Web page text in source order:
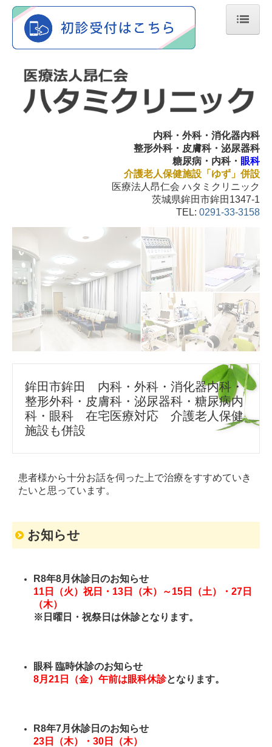
ホーム
医師の紹介
当院について
内科・外科・消化器内科
整形外科・皮膚科・泌尿器科
糖尿病・内科・ 眼科
介護老人保健施設「ゆず」併設
医療法人昂仁会 ハタミクリニック
茨城県鉾田市鉾田1347-1
TEL: 0291-33-3158
鉾田市鉾田 内科・外科・消化器内科・
整形外科・皮膚科・泌尿器科・糖尿病内
科・眼科 在宅医療対応 介護老人保健
施設も併設
患者様から十分お話を伺った上で治療をすすめていき
たいと思っています。
お知らせ
R8年8月休診日のお知らせ
11日（火）祝日・13日（木）～15日（土）・27日
（木）
※日曜日・祝祭日は休診となります。
眼科 臨時休診のお知らせ
8月21日（金）午前は眼科休診となります。
R8年7月休診日のお知らせ
23日（木）・30日（木）